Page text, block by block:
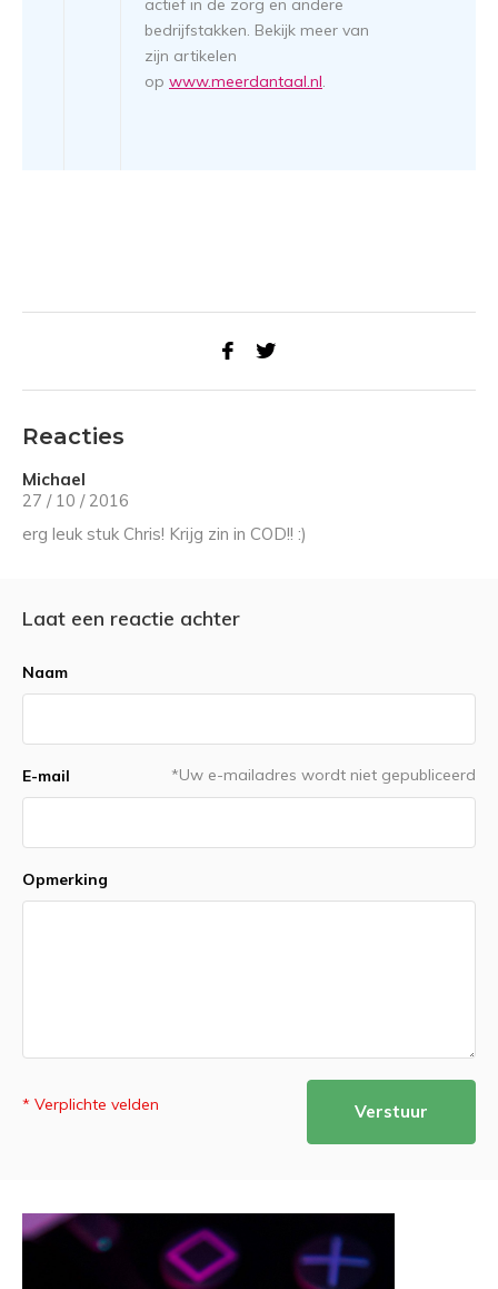
actief in de zorg en andere
bedrijfstakken. Bekijk meer van
zijn artikelen
op www.meerdantaal.nl.
Reacties
Michael
27 / 10 / 2016
erg leuk stuk Chris! Krijg zin in COD!! :)
Laat een reactie achter
Naam
E-mail *Uw e-mailadres wordt niet gepubliceerd
Opmerking
* Verplichte velden Verstuur